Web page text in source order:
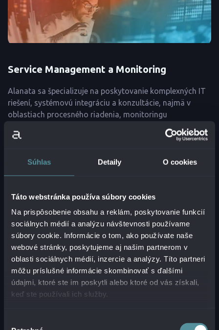
Súhlas Detaily O cookies
Táto webstránka používa súbory cookies
Na prispôsobenie obsahu a reklám, poskytovanie funkcií
sociálnych médií a analýzu návštevnosti používame
súbory cookie. Informácie o tom, ako používate naše
webové stránky, poskytujeme aj našim partnerom v
oblasti sociálnych médií, inzercie a analýzy. Títo partneri
môžu príslušné informácie skombinovať s ďalšími
údajmi, ktoré ste im poskytli alebo ktoré od vás získali,
keď ste používali ich služby.
Service Management a Monitoring
Alanata sa špecializuje na poskytovanie komplexných IT
riešení, systémovú integráciu a konzultácie, najmä v
oblastiach procesného riadenia, monitoringu
ČÍTAŤ VIAC
Riešenia pre IT Service Management
nastavené mechanizmy riadenia IT služieb, ktoré